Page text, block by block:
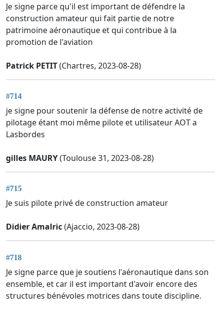
Je signe parce qu'il est important de défendre la
construction amateur qui fait partie de notre
patrimoine aéronautique et qui contribue à la
promotion de l'aviation
Patrick PETIT(Chartres, 2023-08-28)
#714
je signe pour soutenir la défense de notre activité de
pilotage étant moi même pilote et utilisateur AOT a
Lasbordes
gilles MAURY(Toulouse 31, 2023-08-28)
#715
Je suis pilote privé de construction amateur
Didier Amalric(Ajaccio, 2023-08-28)
#718
Je signe parce que je soutiens l'aéronautique dans son
ensemble, et car il est important d'avoir encore des
structures bénévoles motrices dans toute discipline.